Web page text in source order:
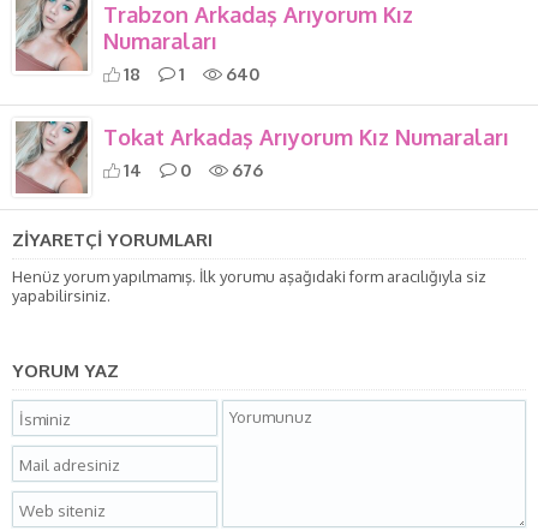
Trabzon Arkadaş Arıyorum Kız
Numaraları
18 1 640
Tokat Arkadaş Arıyorum Kız Numaraları
14 0 676
ZİYARETÇİ YORUMLARI
Henüz yorum yapılmamış. İlk yorumu aşağıdaki form aracılığıyla siz
yapabilirsiniz.
YORUM YAZ